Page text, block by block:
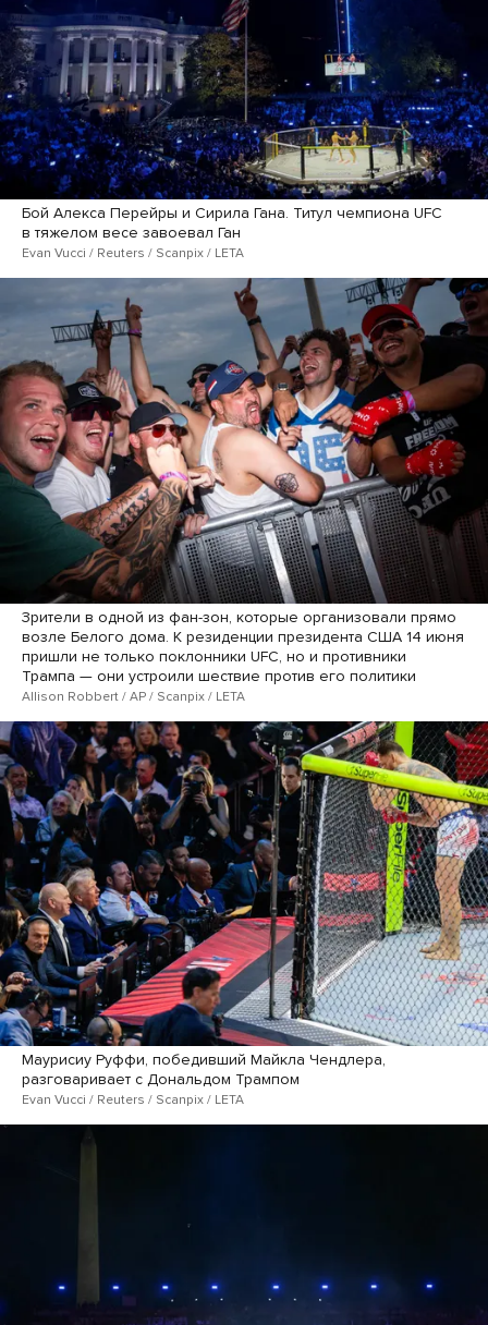
Бой Алекса Перейры и Сирила Гана. Титул чемпиона UFC
в тяжелом весе завоевал Ган
Evan Vucci / Reuters / Scanpix / LETA
Зрители в одной из фан-зон, которые организовали прямо
возле Белого дома. К резиденции президента США 14 июня
пришли не только поклонники UFC, но и противники
Трампа — они устроили шествие против его политики
Allison Robbert / AP / Scanpix / LETA
Маурисиу Руффи, победивший Майкла Чендлера,
разговаривает с Дональдом Трампом
Evan Vucci / Reuters / Scanpix / LETA